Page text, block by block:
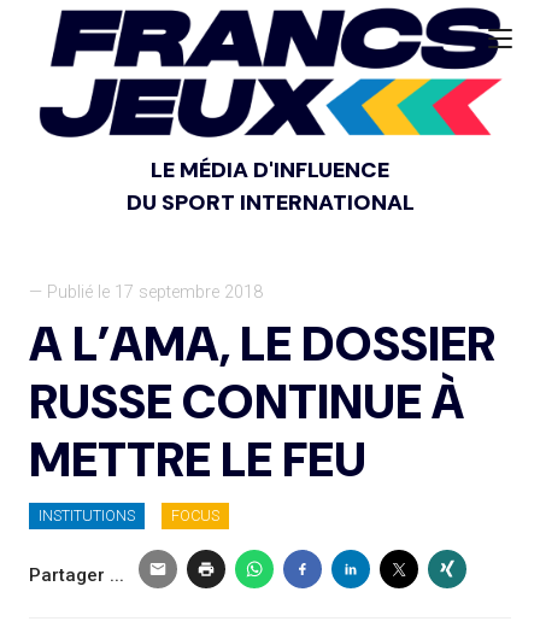
LE MÉDIA D'INFLUENCE
DU SPORT INTERNATIONAL
— Publié le 17 septembre 2018
A L’AMA, LE DOSSIER
RUSSE CONTINUE À
METTRE LE FEU
INSTITUTIONS FOCUS
Partager ...